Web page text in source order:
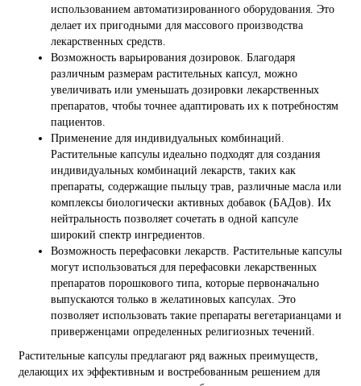
использованием автоматизированного оборудования. Это
делает их пригодными для массового производства
лекарственных средств.
Возможность варьирования дозировок. Благодаря
различным размерам растительных капсул, можно
увеличивать или уменьшать дозировки лекарственных
препаратов, чтобы точнее адаптировать их к потребностям
пациентов.
Применение для индивидуальных комбинаций.
Растительные капсулы идеально подходят для создания
индивидуальных комбинаций лекарств, таких как
препараты, содержащие пыльцу трав, различные масла или
комплексы биологически активных добавок (БАДов). Их
нейтральность позволяет сочетать в одной капсуле
широкий спектр ингредиентов.
Возможность перефасовки лекарств. Растительные капсулы
могут использоваться для перефасовки лекарственных
препаратов порошкового типа, которые первоначально
выпускаются только в желатиновых капсулах. Это
позволяет использовать такие препараты вегетарианцами и
приверженцами определенных религиозных течений.
Растительные капсулы предлагают ряд важных преимуществ,
делающих их эффективным и востребованным решением для